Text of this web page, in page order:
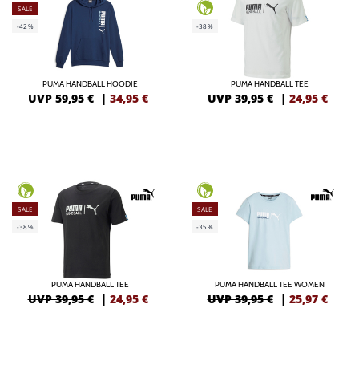
SALE
-42%
PUMA HANDBALL HOODIE
UVP 59,95 € | 34,95 €
-38%
PUMA HANDBALL TEE
UVP 39,95 € | 24,95 €
SALE
-38%
PUMA HANDBALL TEE
UVP 39,95 € | 24,95 €
SALE
-35%
PUMA HANDBALL TEE WOMEN
UVP 39,95 € | 25,97 €